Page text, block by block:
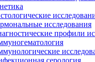
исследования
профили
серология